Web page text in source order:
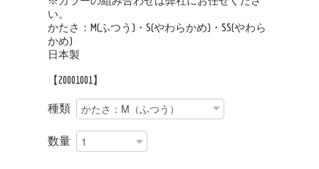
い。
かたさ：M(ふつう)・S(やわらかめ)・SS(やわら
かめ)
日本製
【20001001】
種類
数量